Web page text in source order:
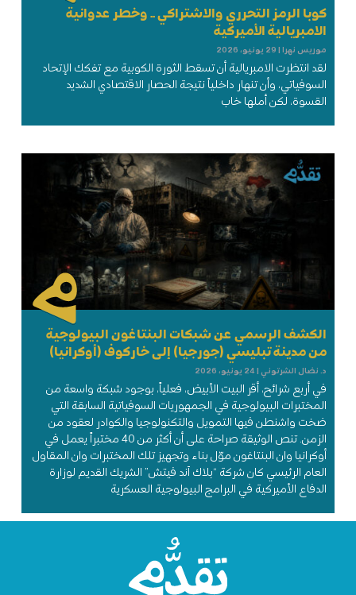
كوبا الرمز التحرري والاشتراكي .. وخطر عدوانية
الامبريالية الأميركية
موريس نهرا 29 يونيو، 2026
لقد انتظرت الامبريالية أن تسقط الثورة الكوبية مع تفكك الإتحاد
السوفياتي، وأن تنهار داخلياً نتيجة الحصار الاقتصادي الشديد
القسوة، لكن أملها خاب
الكشف الرسمي عن شبكات البنتاغون البيولوجية
من مدينة تبليسي (جورجيا) إلى خاركوف (أوكرانيا)
د. نضال الشرتوني 24 يونيو، 2026
في أربع شرائح، أقر البيت الأبيض، فعلياً، بوجود شبكة واسعة من
المختبرات البيولوجية في الجمهوريات السوفياتية السابقة التي
ضخت واشنطن فيها التمويل والتكنولوجيا والكوادر لعقود من
الزمن. تنص الوثيقة صراحة على أن أكثر من 40 مختبراً يعمل في
أوكرانيا وان البنتاغون موّل بناء وتجهيز تلك المختبرات وان المقاول
العام الرئيسي كان شركة “بلاك آند فيتش” الشريك القديم لوزارة
الدفاع الأميركية في البرامج البيولوجية العسكرية